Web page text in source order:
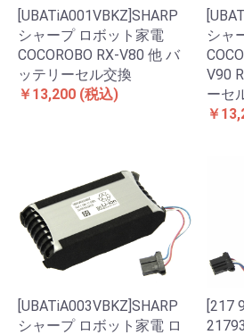
[UBATiA001VBKZ]SHARP
シャープ ロボット家電
COCOROBO RX-V80 他 バ
ッテリーセル交換
￥13,200 (税込)
シャ
V90
ーセ
￥
[UBATiA003VBKZ]SHARP
シャープ ロボット家電 ロ
[217